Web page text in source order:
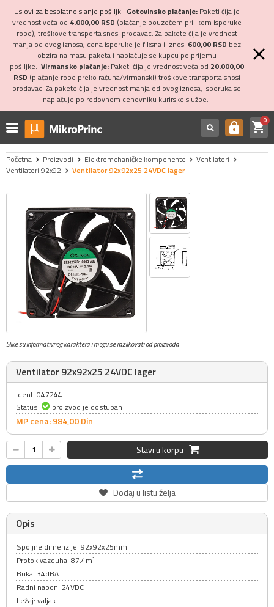
Uslovi za besplatno slanje pošiljki: Gotovinsko plaćanje:Paketi čija je
vrednost veća od 4.000,00 RSD (plaćanje pouzećem prilikom isporuke
robe), troškove transporta snosi prodavac. Za pakete čija je vrednost
manja od ovog iznosa, cena isporuke je fiksna i iznosi 600,00 RSD bez
obzira na masu paketa i naplaćuje se kupcu po prijemu
pošiljke. Virmansko plaćanje:Paketi čija je vrednost veća od 20.000,00
RSD (plaćanje robe preko računa/virmanski) troškove transporta snosi
prodavac. Za pakete čija je vrednost manja od ovog iznosa, isporuka se
naplaćuje po redovnom cenovniku kurirske službe.
https shopping_cart0
Početna Proizvodi Elektromehaničke komponente
Ventilatori
Ventilatori 92x92
Ventilator 92x92x25 24VDC lager
Slike su informativnog karaktera i mogu se razlikovati od proizvoda
Ventilator 92x92x25 24VDC lager
Ident: 047244
Status:
proizvod je dostupan
MP cena: 984,00Din
Stavi u korpu
Dodaj u listu želja
Opis
Spoljne dimenzije: 92x92x25mm
Protok vazduha: 87.4m³
Buka: 34dBA
Radni napon: 24VDC
Ležaj: valjak